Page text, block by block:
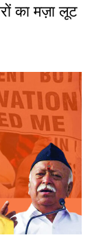
का मज़ा लूट